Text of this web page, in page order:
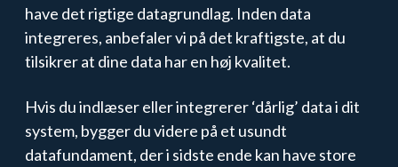
have det rigtige datagrundlag. Inden data
integreres, anbefaler vi på det kraftigste, at du
tilsikrer at dine data har en høj kvalitet.
Hvis du indlæser eller integrerer ‘dårlig’ data i dit
system, bygger du videre på et usundt
datafundament, der i sidste ende kan have store